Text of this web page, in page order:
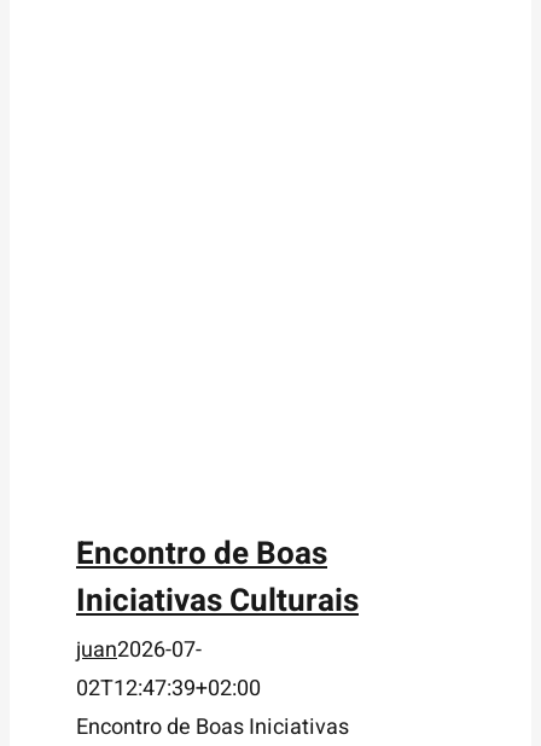
Encontro de Boas
Iniciativas Culturais
juan2026-07-
02T12:47:39+02:00
Encontro de Boas Iniciativas